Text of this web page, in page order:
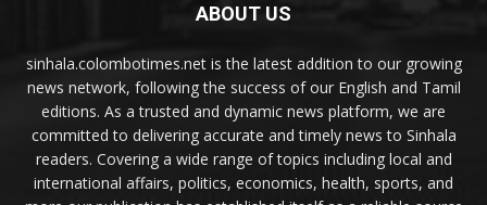
ABOUT US
sinhala.colombotimes.net is the latest addition to our growing
news network, following the success of our English and Tamil
editions. As a trusted and dynamic news platform, we are
committed to delivering accurate and timely news to Sinhala
readers. Covering a wide range of topics including local and
international affairs, politics, economics, health, sports, and